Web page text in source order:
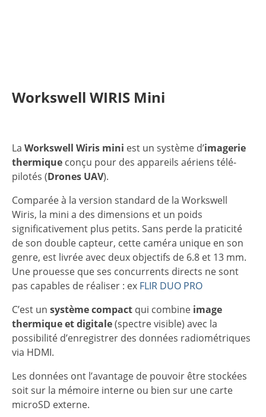
Workswell WIRIS Mini
La Workswell Wiris mini est un système d’imagerie
thermique conçu pour des appareils aériens télé-
pilotés (Drones UAV).
Comparée à la version standard de la Workswell
Wiris, la mini a des dimensions et un poids
significativement plus petits. Sans perde la praticité
de son double capteur, cette caméra unique en son
genre, est livrée avec deux objectifs de 6.8 et 13 mm.
Une prouesse que ses concurrents directs ne sont
pas capables de réaliser : ex FLIR DUO PRO
C’est un système compact qui combine image
thermique et digitale(spectre visible) avec la
possibilité d’enregistrer des données radiométriques
via HDMI.
Les données ont l’avantage de pouvoir être stockées
soit sur la mémoire interne ou bien sur une carte
microSD externe.